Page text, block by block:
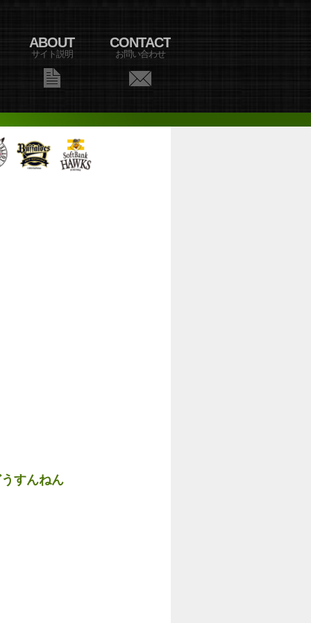
ABOUT
サイト説明
CONTACT
お問い合わせ
すんねん